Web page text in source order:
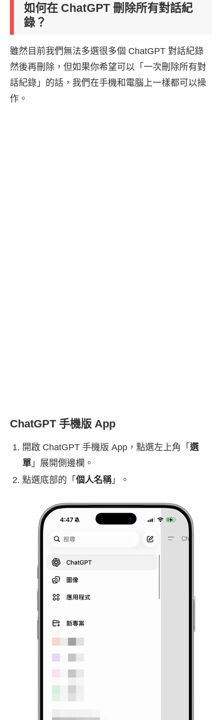
如何在 ChatGPT 刪除所有對話紀
錄？
雖然目前我們無法多選很多個 ChatGPT 對話紀錄
然後再刪除，但如果你希望可以「一次刪除所有對
話紀錄」的話，我們在手機和電腦上一樣都可以操
作。
ChatGPT 手機版 App
開啟 ChatGPT 手機版 App，點選左上角「 選
單 」展開側邊欄。
點選底部的「 個人名稱」。